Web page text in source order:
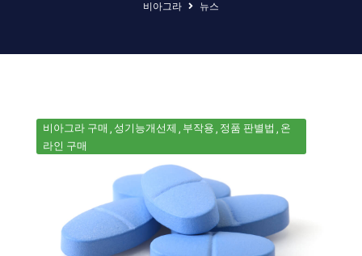
비아그라 뉴스
비아그라 구매 성기능개선제 부작용 정품 판별법
온
라인 구매